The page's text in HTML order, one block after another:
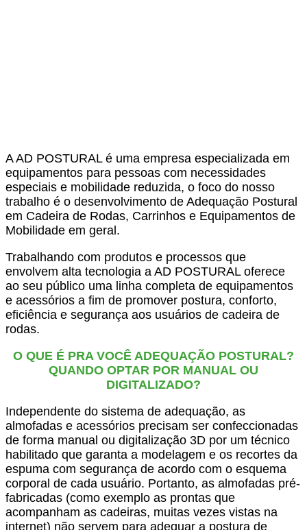
A AD POSTURAL é uma empresa especializada em
equipamentos para pessoas com necessidades
especiais e mobilidade reduzida, o foco do nosso
trabalho é o desenvolvimento de Adequação Postural
em Cadeira de Rodas, Carrinhos e Equipamentos de
Mobilidade em geral.
Trabalhando com produtos e processos que
envolvem alta tecnologia a AD POSTURAL oferece
ao seu público uma linha completa de equipamentos
e acessórios a fim de promover postura, conforto,
eficiência e segurança aos usuários de cadeira de
rodas.
O QUE É PRA VOCÊ ADEQUAÇÃO POSTURAL?
QUANDO OPTAR POR MANUAL OU
DIGITALIZADO?
Independente do sistema de adequação, as
almofadas e acessórios precisam ser confeccionadas
de forma manual ou digitalização 3D por um técnico
habilitado que garanta a modelagem e os recortes da
espuma com segurança de acordo com o esquema
corporal de cada usuário. Portanto, as almofadas pré-
fabricadas (como exemplo as prontas que
acompanham as cadeiras, muitas vezes vistas na
internet) não servem para adequar a postura de